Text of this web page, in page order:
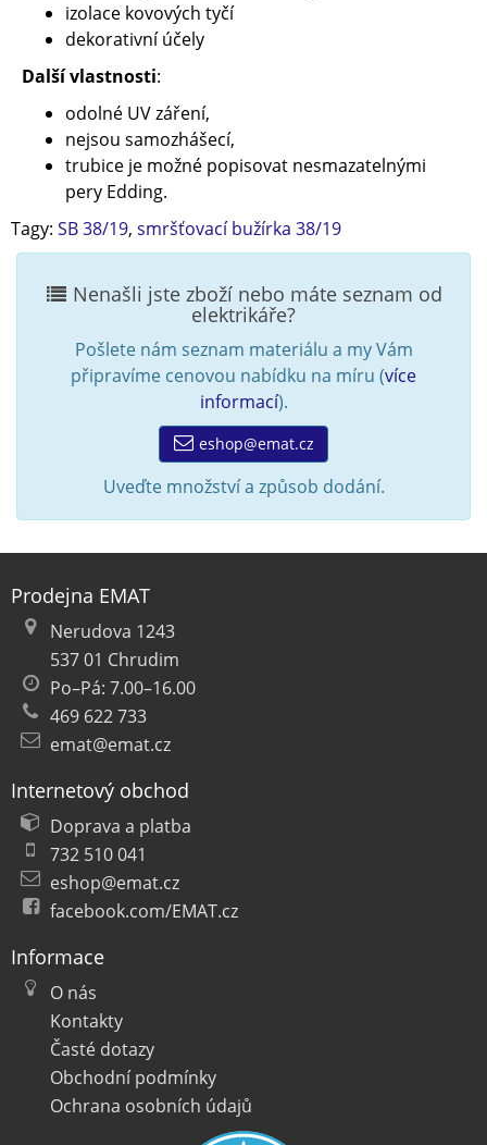
izolace kovových tyčí
dekorativní účely
Další vlastnosti:
odolné UV záření,
nejsou samozhášecí,
trubice je možné popisovat nesmazatelnými
pery Edding.
Tagy: SB 38/19, smršťovací bužírka 38/19
Nenašli jste zboží nebo máte seznam od
elektrikáře?
Pošlete nám seznam materiálu a my Vám
připravíme cenovou nabídku na míru (více
informací).
eshop@emat.cz
Uveďte množství a způsob dodání.
Prodejna EMAT
Nerudova 1243
537 01 Chrudim
Po–Pá: 7.00–16.00
469 622 733
emat@emat.cz
Internetový obchod
Doprava a platba
732 510 041
eshop@emat.cz
facebook.com/EMAT.cz
Informace
O nás
Kontakty
Časté dotazy
Obchodní podmínky
Ochrana osobních údajů